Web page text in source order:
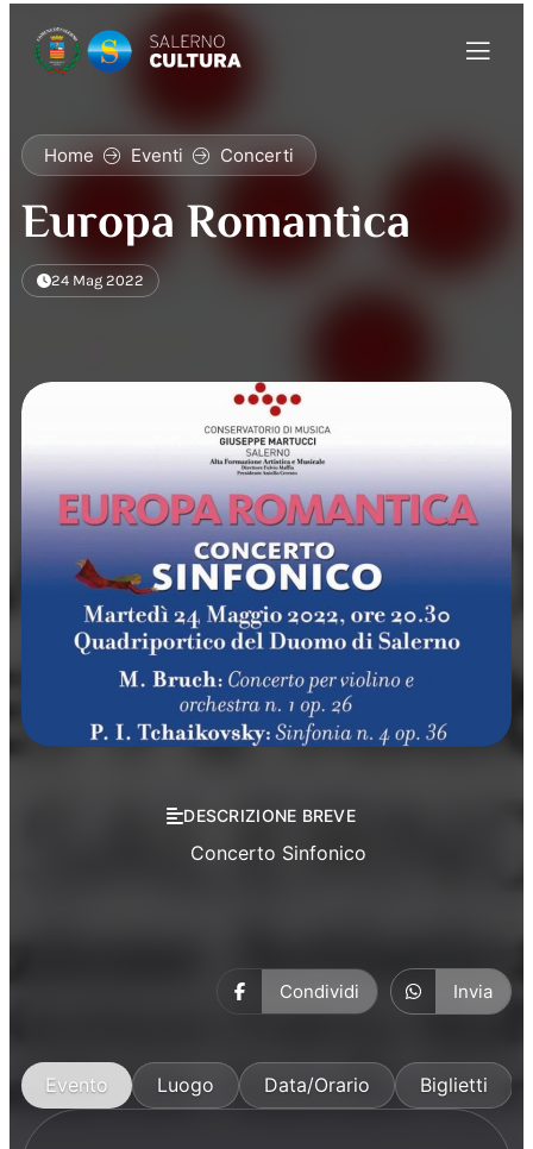
Home Eventi Concerti
Europa Romantica
24 Mag 2022
DESCRIZIONE BREVE
Concerto Sinfonico
Condividi Invia
Evento Luogo Data/Orario Biglietti